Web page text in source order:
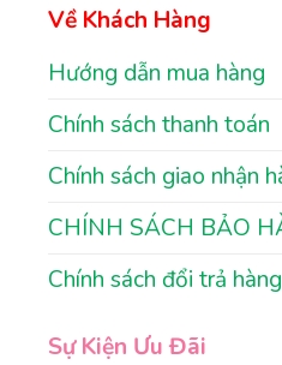
Về Khách Hàng
Hướng dẫn mua hàng
Chính sách thanh toán
Chính sách giao nhận
CHÍNH SÁCH BẢO
Chính sách đổi trả hàng
Sự Kiện Ưu Đãi